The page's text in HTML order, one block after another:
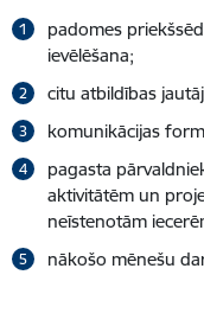
padomes
ievēlēšana;
citu atbildības
komunikācijas
pagasta
aktivitātēm un
neīstenotām
nākošo mēnešu